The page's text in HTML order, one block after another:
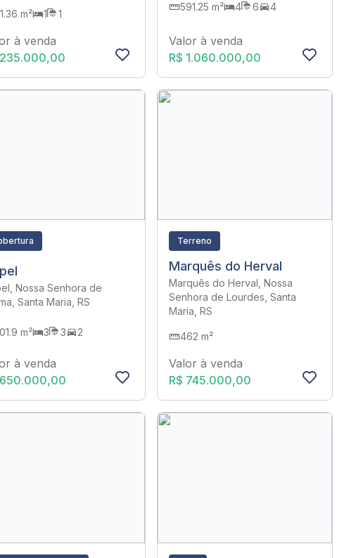
m² 1 1
à venda
591.25 m² 4 6 4
Valor à venda
R$ 1.060.000,00
Nossa Senhora de
Santa Maria, RS
m² 3 3 2
à venda
650.000,00
Terreno
Marquês do Herval
Marquês do Herval, Nossa
Senhora de Lourdes, Santa
Maria, RS
462 m²
Valor à venda
R$ 745.000,00